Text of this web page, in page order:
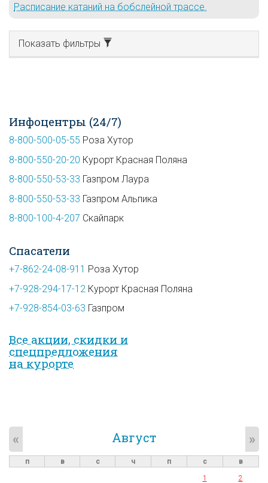
Расписание катаний на бобслейной трассе.
Показать фильтры
Инфоцентры (24/7)
8-800-500-05-55 Роза Хутор
8-800-550-20-20 Курорт Красная Поляна
8-800-550-53-33 Газпром Лаура
8-800-550-53-33 Газпром Альпика
8-800-100-4-207 Скайпарк
Спасатели
+7-862-24-08-911 Роза Хутор
+7-928-294-17-12 Курорт Красная Поляна
+7-928-854-03-63 Газпром
Все акции, скидки и
спец­предложе­ния
на курорте
Август
« »
п в с ч п с
в
1
2